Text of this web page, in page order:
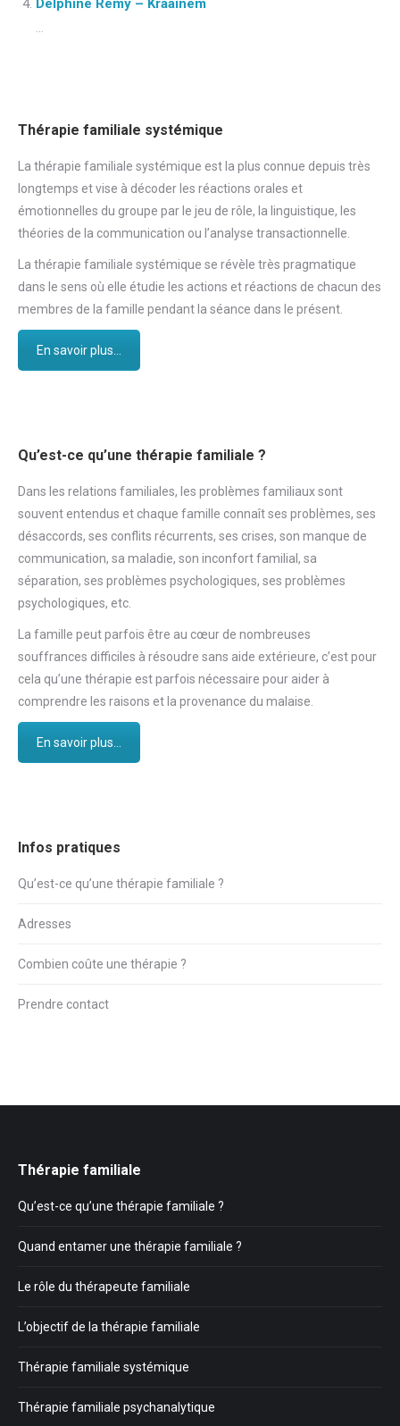
Delphine Remy – Kraainem
...
Thérapie familiale systémique
La thérapie familiale systémique est la plus connue depuis très
longtemps et vise à décoder les réactions orales et
émotionnelles du groupe par le jeu de rôle, la linguistique, les
théories de la communication ou l’analyse transactionnelle.
La thérapie familiale systémique se révèle très pragmatique
dans le sens où elle étudie les actions et réactions de chacun des
membres de la famille pendant la séance dans le présent.
En savoir plus...
Qu’est-ce qu’une thérapie familiale ?
Dans les relations familiales, les problèmes familiaux sont
souvent entendus et chaque famille connaît ses problèmes, ses
désaccords, ses conflits récurrents, ses crises, son manque de
communication, sa maladie, son inconfort familial, sa
séparation, ses problèmes psychologiques, ses problèmes
psychologiques, etc.
La famille peut parfois être au cœur de nombreuses
souffrances difficiles à résoudre sans aide extérieure, c’est pour
cela qu’une thérapie est parfois nécessaire pour aider à
comprendre les raisons et la provenance du malaise.
En savoir plus...
Infos pratiques
Qu’est-ce qu’une thérapie familiale ?
Adresses
Combien coûte une thérapie ?
Prendre contact
Thérapie familiale
Qu’est-ce qu’une thérapie familiale ?
Quand entamer une thérapie familiale ?
Le rôle du thérapeute familiale
L’objectif de la thérapie familiale
Thérapie familiale systémique
Thérapie familiale psychanalytique